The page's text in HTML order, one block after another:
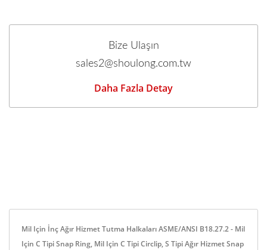
Bize Ulaşın
sales2@shoulong.com.tw
Daha Fazla Detay
Mil Için İnç Ağır Hizmet Tutma Halkaları ASME/ANSI B18.27.2 - Mil
Için C Tipi Snap Ring, Mil Için C Tipi Circlip, S Tipi Ağır Hizmet Snap